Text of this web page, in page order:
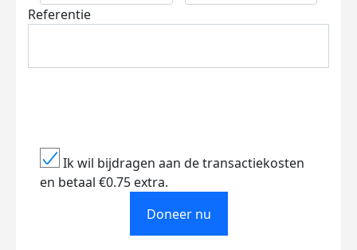
Referentie
Ik wil bijdragen aan de transactiekosten
en betaal €0.75 extra.
Doneer nu